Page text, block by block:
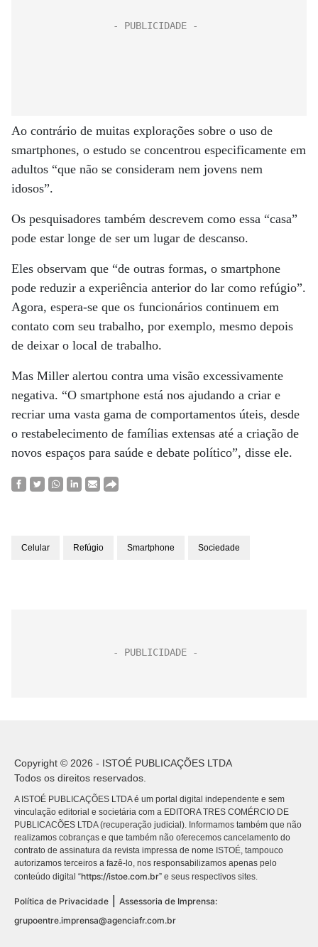
Ao contrário de muitas explorações sobre o uso de
smartphones, o estudo se concentrou especificamente em
adultos “que não se consideram nem jovens nem
idosos”.
Os pesquisadores também descrevem como essa “casa”
pode estar longe de ser um lugar de descanso.
Eles observam que “de outras formas, o smartphone
pode reduzir a experiência anterior do lar como refúgio”.
Agora, espera-se que os funcionários continuem em
contato com seu trabalho, por exemplo, mesmo depois
de deixar o local de trabalho.
Mas Miller alertou contra uma visão excessivamente
negativa. “O smartphone está nos ajudando a criar e
recriar uma vasta gama de comportamentos úteis, desde
o restabelecimento de famílias extensas até a criação de
novos espaços para saúde e debate político”, disse ele.
Celular Refúgio Smartphone Sociedade
Copyright © 2026 - ISTOÉ PUBLICAÇÕES LTDA
Todos os direitos reservados.
A ISTOÉ PUBLICAÇÕES LTDA é um portal digital independente e sem
vinculação editorial e societária com a EDITORA TRES COMÉRCIO DE
PUBLICACÕES LTDA (recuperação judicial). Informamos também que não
realizamos cobranças e que também não oferecemos cancelamento do
contrato de assinatura da revista impressa de nome ISTOÉ, tampouco
autorizamos terceiros a fazê-lo, nos responsabilizamos apenas pelo
conteúdo digital “https://istoe.com.br” e seus respectivos sites.
Política de Privacidade
Assessoria de Imprensa:
grupoentre.imprensa@agenciafr.com.br